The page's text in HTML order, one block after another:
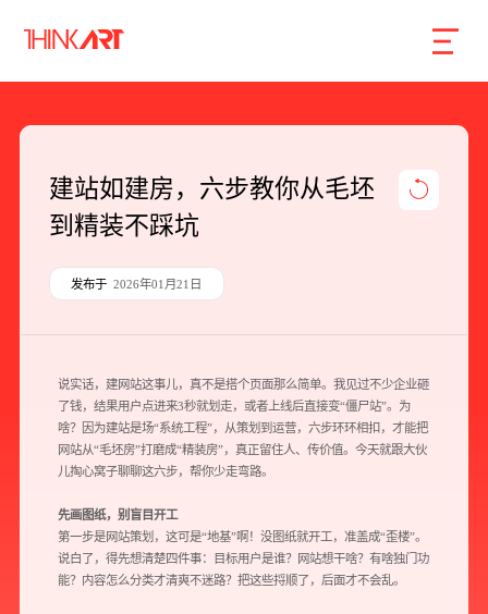
企业网站建设
数字产品研发
外贸独立站
建站如建房，六步教你从毛坯
到精装不踩坑
发布于 2026年01月21日
说实话，建网站这事儿，真不是搭个页面那么简单。我见过不少企业砸
了钱，结果用户点进来3秒就划走，或者上线后直接变“僵尸站”。为
啥？因为建站是场“系统工程”，从策划到运营，六步环环相扣，才能把
网站从“毛坯房”打磨成“精装房”，真正留住人、传价值。今天就跟大伙
儿掏心窝子聊聊这六步，帮你少走弯路。
先画图纸，别盲目开工
第一步是网站策划，这可是“地基”啊！没图纸就开工，准盖成“歪楼”。
说白了，得先想清楚四件事：目标用户是谁？网站想干啥？有啥独门功
能？内容怎么分类才清爽不迷路？把这些捋顺了，后面才不会乱。